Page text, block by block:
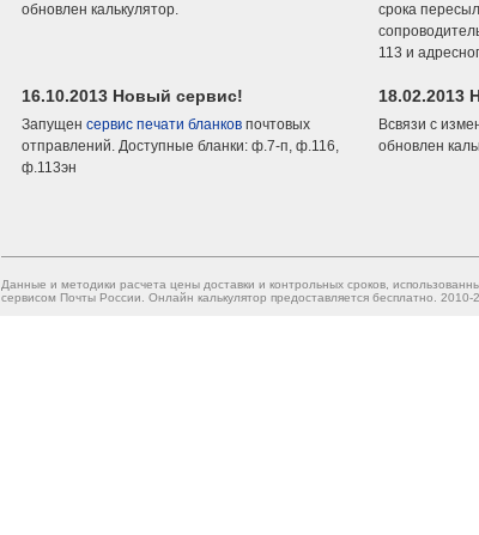
обновлен калькулятор.
срока
113 и
16.10.2013 Новый сервис!
Запущен сервис печати бланков почтовых
отправлений. Доступные бланки: ф.7-п, ф.116,
ф.113эн
Всвязи с
обновлен
Данные и методики расчета цены доставки и контрольных сроков,
сервисом Почты России. Онлайн калькулятор предоставляется бесплатно. 2010-